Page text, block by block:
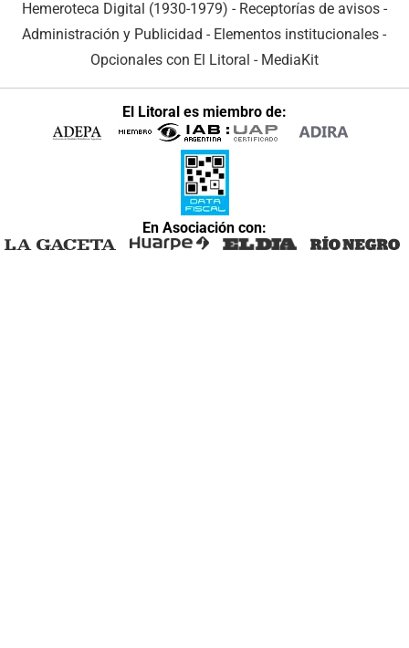
Hemeroteca Digital (1930-1979) - Receptorías de avisos -
Administración y Publicidad - Elementos institucionales -
Opcionales con El Litoral - MediaKit
El Litoral es miembro de:
En Asociación con: